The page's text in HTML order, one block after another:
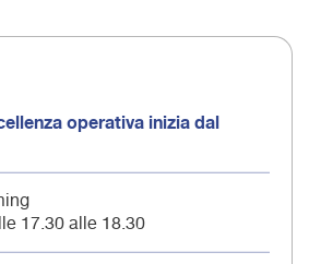
operativa inizia dal
17.30 alle 18.30